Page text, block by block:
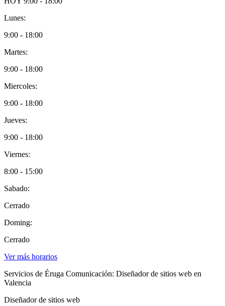
Lunes:
9:00 - 18:00
Martes:
9:00 - 18:00
Miercoles:
9:00 - 18:00
Jueves:
9:00 - 18:00
Viernes:
8:00 - 15:00
Sabado:
Cerrado
Doming:
Cerrado
Ver más horarios
Servicios de Éruga Comunicación: Diseñador de sitios web en
Valencia
Diseñador de sitios web